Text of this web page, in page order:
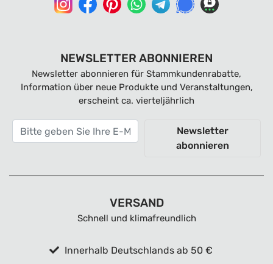
NEWSLETTER ABONNIEREN
Newsletter abonnieren für Stammkundenrabatte,
Information über neue Produkte und Veranstaltungen,
erscheint ca. vierteljährlich
Newsletter
abonnieren
VERSAND
Schnell und klimafreundlich
Innerhalb Deutschlands ab 50 €